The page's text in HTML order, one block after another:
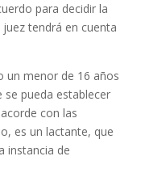
para decidir la
juez tendrá en cuenta
un menor de 16 años
se pueda establecer
con las
es un lactante, que
instancia de